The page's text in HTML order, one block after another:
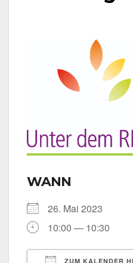
WANN
26. Mai 2023
10:00 — 10:30
ZUM KALENDER